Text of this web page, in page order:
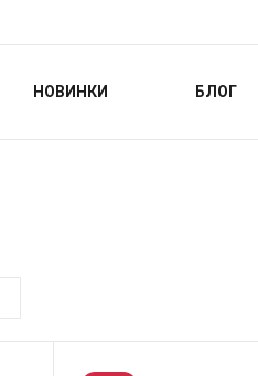
НОВИНКИ БЛОГ